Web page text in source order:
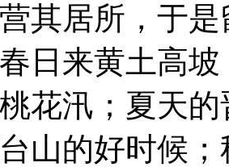
其居所，于
日来黄土高
花汛；夏天
山的好时候